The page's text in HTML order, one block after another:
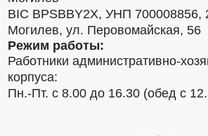
BIC BPSBBY2X, УНП 700008856,
Могилев, ул. Перовомайская, 56
Режим работы:
Работники административно-
корпуса:
Пн.-Пт. с 8.00 до 16.30 (обед с